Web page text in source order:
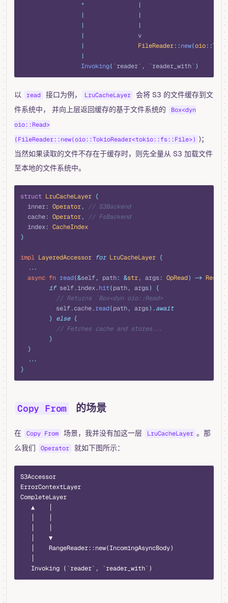
                 ^
               |
                 |
               |
                 |
               |
                 |
               v
                 |
               FileReader
::new(oio::
                 |
                 Invoking
( `reader` , `reader_with` )
以 read 接口为例， LruCacheLayer
会将 S3 的文件缓存到文
件系统中， 并向上层返回缓存的基于文件系统的
Box<dyn
oio::Read>
(FileReader::new(oio::TokioReader<tokio::fs::File>) )；
当然如果读取的文件不存在于缓存时，则先全量从 S3 加载文件
至本地的文件系统中。
struct LruCacheLayer {
  inner
: Operator,
// S3Backend
  cache
: Operator,
// FsBackend
  index
: CacheIndex
}
impl LayeredAccessor for LruCacheLayer {
  ...
  async
fn read(&self, path: &str, args: OpRead) -> Result
        if
self.index.hit(path, args)
{
          // Returns `Box<dyn oio::Read>`
          self
.cache.read(path, args).await
        }
else {
          // Fetches cache and stores...
        }
  }
  ...
}
Copy From 的场景
在 Copy From 场景，我并没有加这一层 LruCacheLayer 。那
么我们
Operator 就如下图所示：
S3Accessor
ErrorContextLayer
CompleteLayer
   ▲    │
   │    ▼
   │    RangeReader::new(IncomingAsyncBody)
   Invoking (`reader`, `reader_with`)